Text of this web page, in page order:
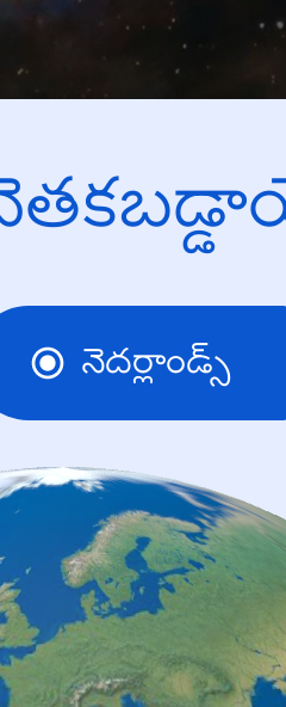
నెదర్లాండ్స్